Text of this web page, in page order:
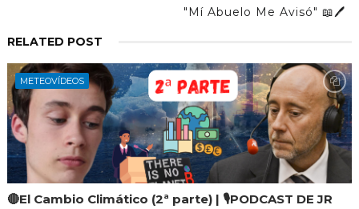
"Mí Abuelo Me Avisó" 📖🖊️
RELATED POST
METEOVÍDEOS
🔴El Cambio Climático (2ª parte) | 🎙️PODCAST DE JR